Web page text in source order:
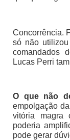
Concorrência.
só não
comandados
Lucas Perri
O que não
empolgação
vitória magra
poderia
pode gerar